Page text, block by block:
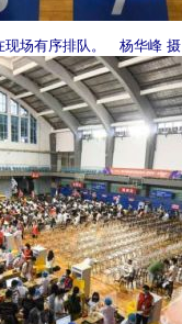
现场有序排队。 杨华峰 摄